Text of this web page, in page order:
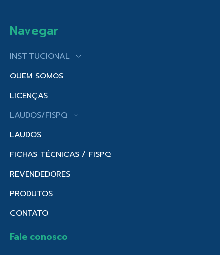
Navegar
INSTITUCIONAL
QUEM SOMOS
LICENÇAS
LAUDOS/FISPQ
LAUDOS
FICHAS TÉCNICAS / FISPQ
REVENDEDORES
PRODUTOS
CONTATO
Fale conosco